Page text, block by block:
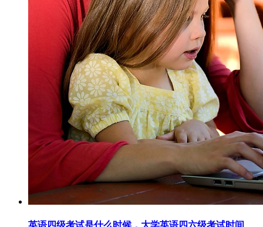
英语四级考试是什么时候，大学英语四六级考试时间